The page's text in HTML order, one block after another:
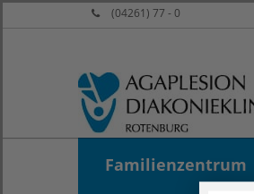
(04261) 77 - 0
Familienzentrum